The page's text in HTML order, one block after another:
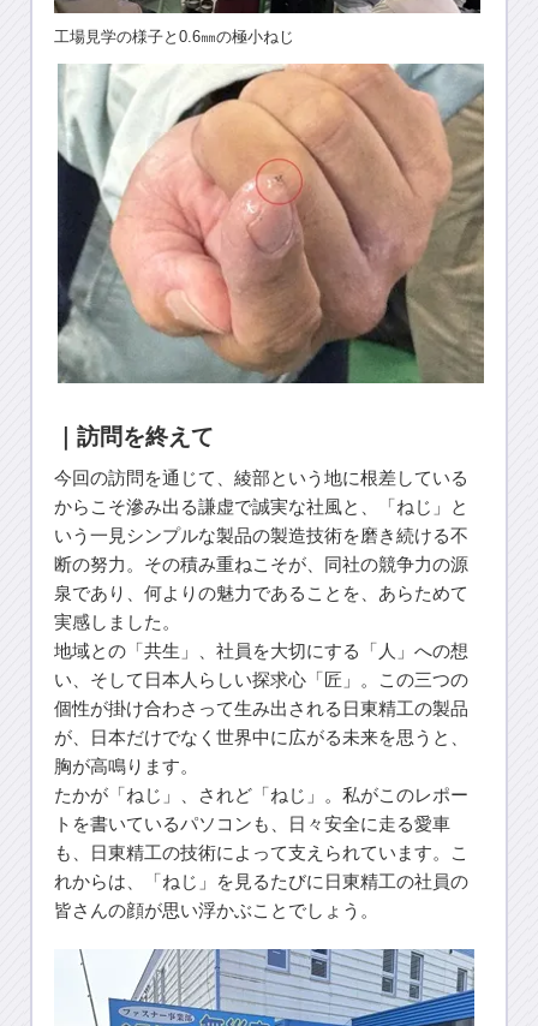
工場見学の様子と0.6㎜の極小ねじ
｜訪問を終えて
今回の訪問を通じて、綾部という地に根差している
からこそ滲み出る謙虚で誠実な社風と、「ねじ」と
いう一見シンプルな製品の製造技術を磨き続ける不
断の努力。その積み重ねこそが、同社の競争力の源
泉であり、何よりの魅力であることを、あらためて
実感しました。
地域との「共生」、社員を大切にする「人」への想
い、そして日本人らしい探求心「匠」。この三つの
個性が掛け合わさって生み出される日東精工の製品
が、日本だけでなく世界中に広がる未来を思うと、
胸が高鳴ります。
たかが「ねじ」、されど「ねじ」。私がこのレポー
トを書いているパソコンも、日々安全に走る愛車
も、日東精工の技術によって支えられています。こ
れからは、「ねじ」を見るたびに日東精工の社員の
皆さんの顔が思い浮かぶことでしょう。